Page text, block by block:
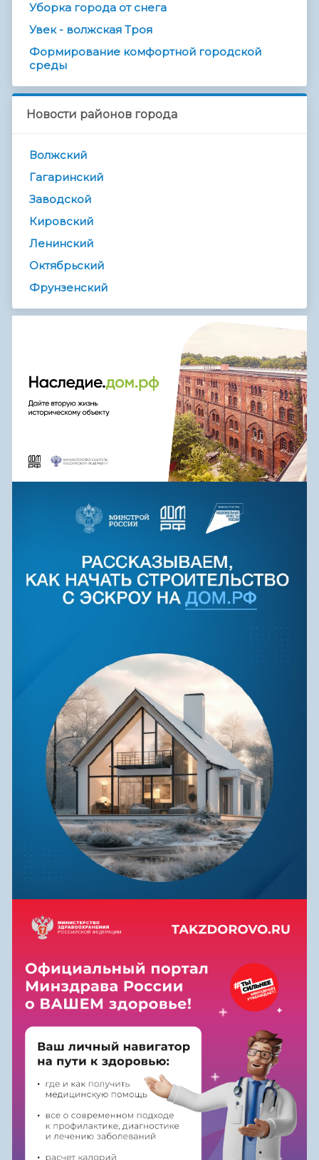
Уборка города от снега
Увек - волжская Троя
Формирование комфортной городской
среды
Новости районов города
Волжский
Гагаринский
Заводской
Кировский
Ленинский
Октябрьский
Фрунзенский